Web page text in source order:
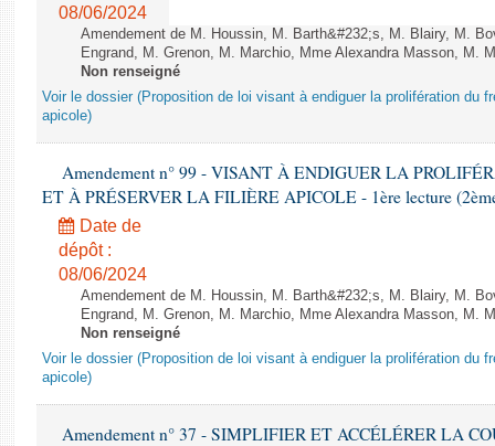
08/06/2024
Amendement de M. Houssin, M. Barth&#232;s, M. Blairy, M.
Engrand, M. Grenon, M. Marchio, Mme Alexandra Masson, M.
Non renseigné
Voir le dossier (Proposition de loi visant à endiguer la prolifération du
apicole)
Amendement n° 99 - VISANT À ENDIGUER LA
ET À PRÉSERVER LA FILIÈRE APICOLE - 1ère lecture
Date de
dépôt :
08/06/2024
Amendement de M. Houssin, M. Barth&#232;s, M. Blairy, M.
Engrand, M. Grenon, M. Marchio, Mme Alexandra Masson, M.
Non renseigné
Voir le dossier (Proposition de loi visant à endiguer la prolifération du
apicole)
Amendement n° 37 - SIMPLIFIER ET ACCÉLÉRER LA